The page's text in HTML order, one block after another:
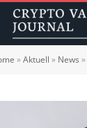
»Aktuell » News »